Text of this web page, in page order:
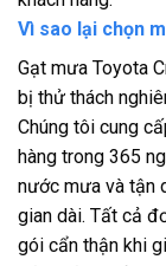
Vì sao lại chọn
Gạt mưa Toyota
bị thử thách
Chúng tôi cung
hàng trong 365
nước mưa và tận
gian dài. Tất cả
gói cẩn thận khi